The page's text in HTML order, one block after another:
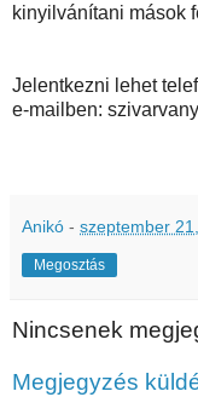
kinyilvánítani mások
Jelentkezni lehet
e-mailben:
Anikó - szeptember
Megosztás
Nincsenek
Megjegyzés